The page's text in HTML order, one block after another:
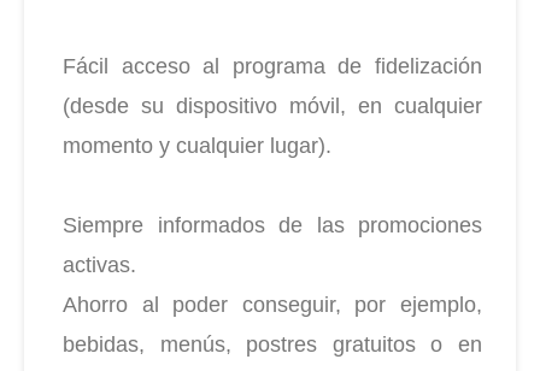
Fácil acceso al programa de fidelización
(desde su dispositivo móvil, en cualquier
momento y cualquier lugar).
Siempre informados de las promociones
activas.
Ahorro al poder conseguir, por ejemplo,
bebidas, menús, postres gratuitos o en